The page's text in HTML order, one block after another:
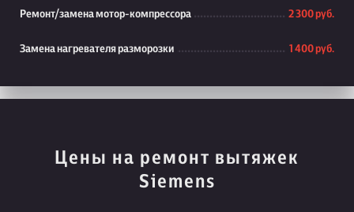
Ремонт/замена мотор-компрессора 2 300 руб.
Замена нагревателя разморозки 1 400 руб.
Цены на ремонт вытяжек
Siemens